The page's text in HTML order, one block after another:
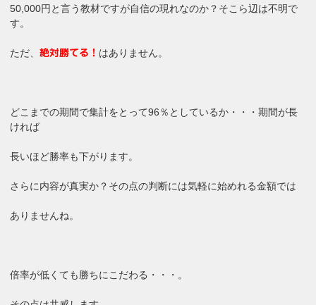
50,000円と言う教材ですが自信の現れなのか？そこら辺は不明で
す。
ただ、絶対勝てる！ はありません。
どこまでの期間で集計をとって96％としているか・・・期間が長
ければ
長いほど勝率も下がります。
さらに内容が真実か？その点の判断には気軽に始めれる金額では
ありませんね。
倍率が低くても勝ちにこだわる・・・。